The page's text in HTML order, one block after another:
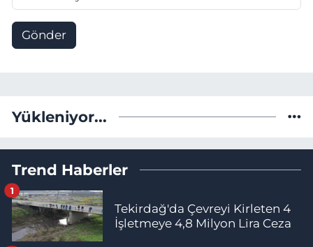
Gönder
Yükleniyor...
Trend Haberler
Tekirdağ'da Çevreyi Kirleten 4
İşletmeye 4,8 Milyon Lira Ceza
1